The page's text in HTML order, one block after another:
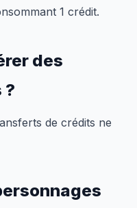
1 crédit.
des
?
de crédits ne